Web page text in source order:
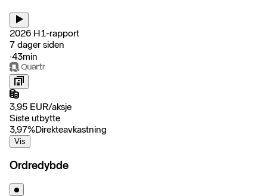
2026 H1-rapport
7 dager siden
‧43min
3,95 EUR/aksje
Siste utbytte
3,97%Direkteavkastning
Vis
Ordredybde